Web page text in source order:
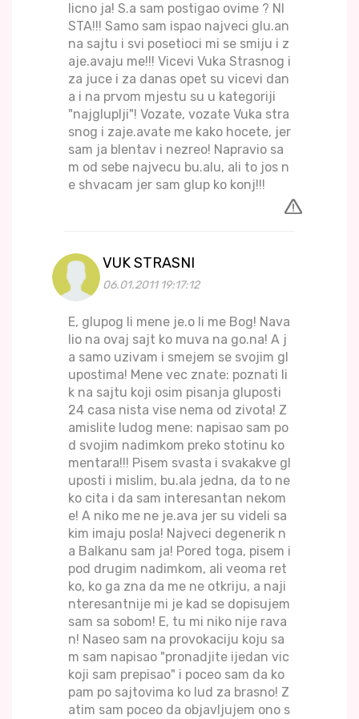
licno ja! S.a sam postigao ovime ? NI
STA!!! Samo sam ispao najveci glu.an
na sajtu i svi posetioci mi se smiju i z
aje.avaju me!!! Vicevi Vuka Strasnog i
za juce i za danas opet su vicevi dan
a i na prvom mjestu su u kategoriji
"najgluplji"! Vozate, vozate Vuka stra
snog i zaje.avate me kako hocete, jer
sam ja blentav i nezreo! Napravio sa
m od sebe najvecu bu.alu, ali to jos n
e shvacam jer sam glup ko konj!!!
VUK STRASNI
06.01.2011 19:17:12
E, glupog li mene je.o li me Bog! Nava
lio na ovaj sajt ko muva na go.na! A j
a samo uzivam i smejem se svojim gl
upostima! Mene vec znate: poznati li
k na sajtu koji osim pisanja gluposti
24 casa nista vise nema od zivota! Z
amislite ludog mene: napisao sam po
d svojim nadimkom preko stotinu ko
mentara!!! Pisem svasta i svakakve gl
uposti i mislim, bu.ala jedna, da to ne
ko cita i da sam interesantan nekom
e! A niko me ne je.ava jer su videli sa
kim imaju posla! Najveci degenerik n
a Balkanu sam ja! Pored toga, pisem i
pod drugim nadimkom, ali veoma ret
ko, ko ga zna da me ne otkriju, a naji
nteresantnije mi je kad se dopisujem
sam sa sobom! E, tu mi niko nije rava
n! Naseo sam na provokaciju koju sa
m sam napisao "pronadjite ijedan vic
koji sam prepisao" i poceo sam da ko
pam po sajtovima ko lud za brasno! Z
atim sam poceo da objavljujem ono s